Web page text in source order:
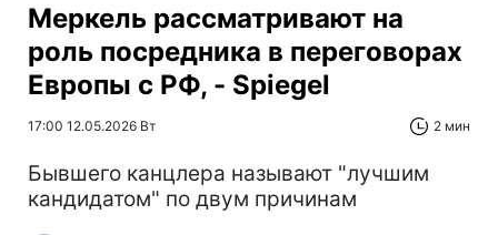
Меркель рассматривают на
роль посредника в переговорах
Европы с РФ, - Spiegel
17:00 12.05.2026 Вт 2 мин
Бывшего канцлера называют "лучшим
кандидатом" по двум причинам